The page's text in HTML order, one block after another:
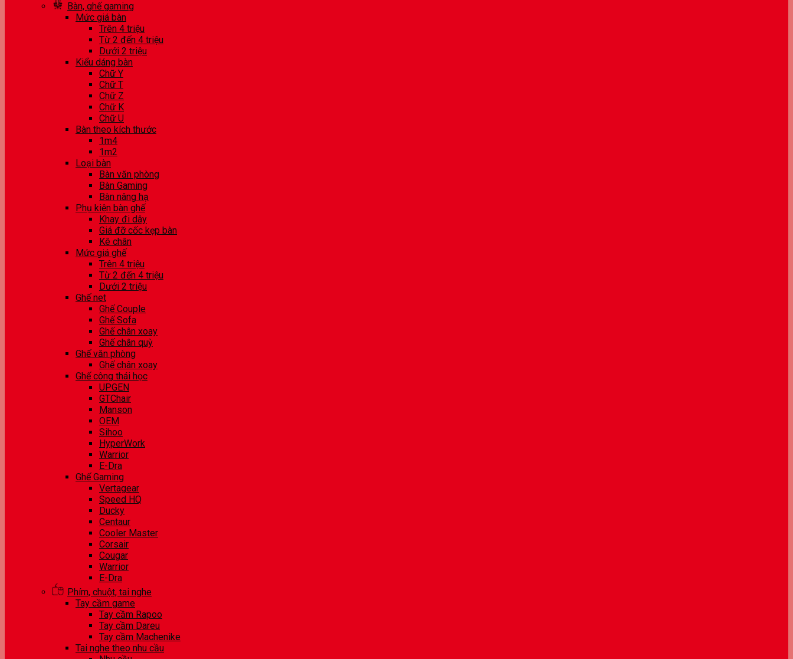
Bàn, ghế gaming
Mức giá bàn
Trên 4 triệu
Từ 2 đến 4 triệu
Dưới 2 triệu
Kiểu dáng bàn
Chữ Y
Chữ T
Chữ Z
Chữ K
Chữ U
Bàn theo kích thước
1m4
1m2
Loại bàn
Bàn văn phòng
Bàn Gaming
Bàn nâng hạ
Phụ kiện bàn ghế
Khay đi dây
Giá đỡ cốc kẹp bàn
Kê chân
Mức giá ghế
Trên 4 triệu
Từ 2 đến 4 triệu
Dưới 2 triệu
Ghế net
Ghế Couple
Ghế Sofa
Ghế chân xoay
Ghế chân quỳ
Ghế văn phòng
Ghế chân xoay
Ghế công thái học
UPGEN
GTChair
Manson
OEM
Sihoo
HyperWork
Warrior
E-Dra
Ghế Gaming
Vertagear
Speed HQ
Ducky
Centaur
Cooler Master
Corsair
Cougar
Warrior
E-Dra
Phím, chuột, tai nghe
Tay cầm game
Tay cầm Rapoo
Tay cầm Dareu
Tay cầm Machenike
Tai nghe theo nhu cầu